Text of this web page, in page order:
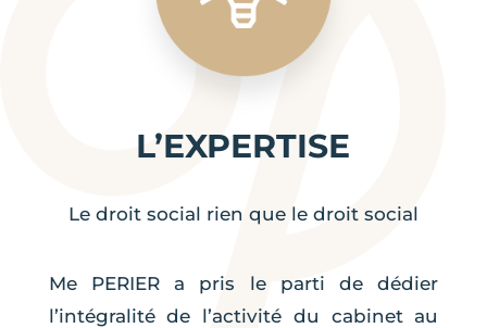
L’EXPERTISE
Le droit social rien que le droit social
Me PERIER a pris le parti de dédier
l’intégralité de l’activité du cabinet au